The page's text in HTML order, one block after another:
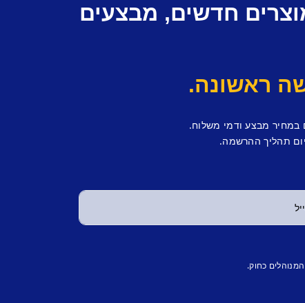
חדשים, מבצעים
במחיר מבצע ודמי משלוח.
תהליך ההרשמה.
כחוק.